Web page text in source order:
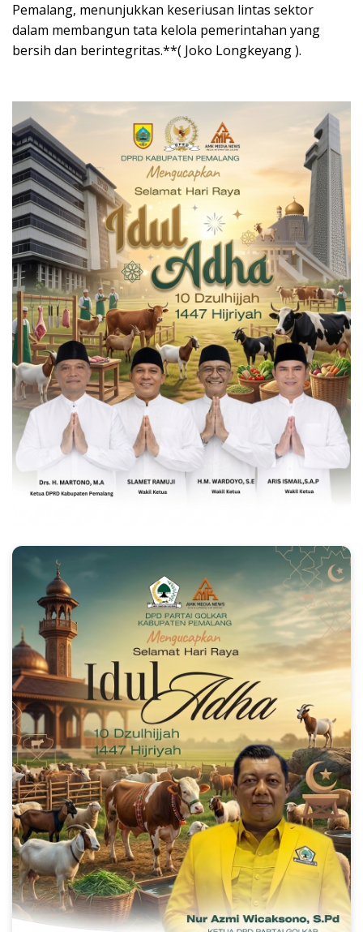
Pemalang, menunjukkan keseriusan lintas sektor
dalam membangun tata kelola pemerintahan yang
bersih dan berintegritas.**( Joko Longkeyang ).